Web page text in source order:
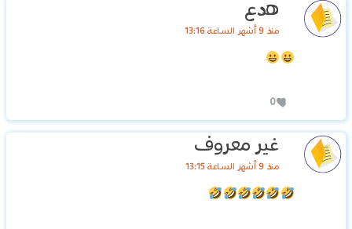
هدع
منذ 9 أشهر الساعة 13:16
0
غير معروف
منذ 9 أشهر الساعة 13:15